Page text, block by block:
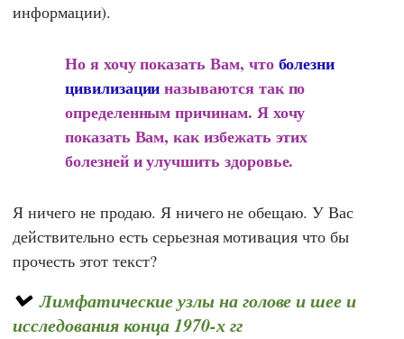
информации).
Но я хочу показать Вам, чтоболезни
цивилизацииназываются так по
определенным причинам. Я хочу
показать Вам, как избежать этих
болезней и улучшить здоровье.
Я ничего не продаю. Я ничего не обещаю. У Вас
действительно есть серьезная мотивация что бы
прочесть этот текст?
Лимфатические узлы на голове и шее и
исследования конца 1970-х гг